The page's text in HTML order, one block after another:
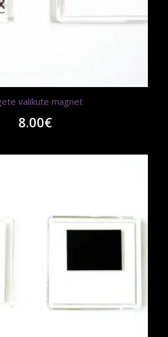
valikute magnet
8.00€